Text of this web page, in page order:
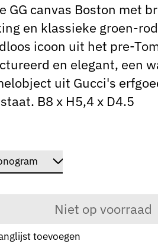
GG canvas Boston met
en klassieke groen-
icoon uit het pre-
en elegant, een
uit Gucci's
B8 x H5,4 x D4.5
Niet op voorraad
toevoegen